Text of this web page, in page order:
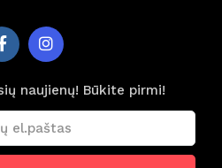
naujienų! Būkite pirmi!